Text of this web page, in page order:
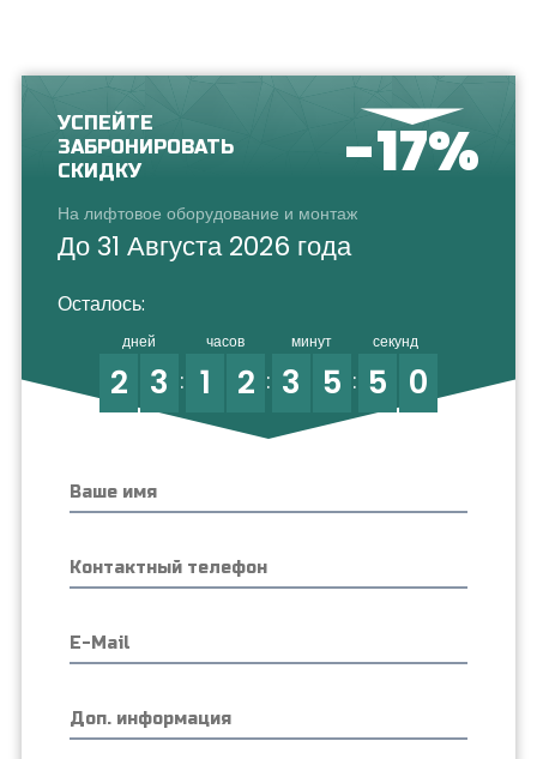
УСПЕЙТЕ
ЗАБРОНИРОВАТЬ
СКИДКУ
-17%
На лифтовое оборудование и монтаж
До 31 Августа 2026 года
Осталось:
дней
2 3
часов
1 2
минут
3 5
секунд
4 9